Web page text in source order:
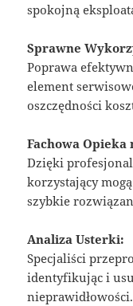
spokojną
Sprawne
Poprawa
element
oszczędności
Fachowa
Dzięki
korzystający
szybkie
Analiza Usterki:
Specjaliści
identyfikując i
nieprawidłowości.